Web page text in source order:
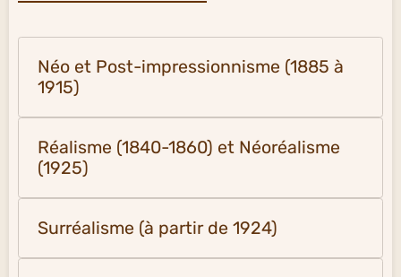
Néo et Post-impressionnisme (1885 à
1915)
Réalisme (1840-1860) et Néoréalisme
(1925)
Surréalisme (à partir de 1924)